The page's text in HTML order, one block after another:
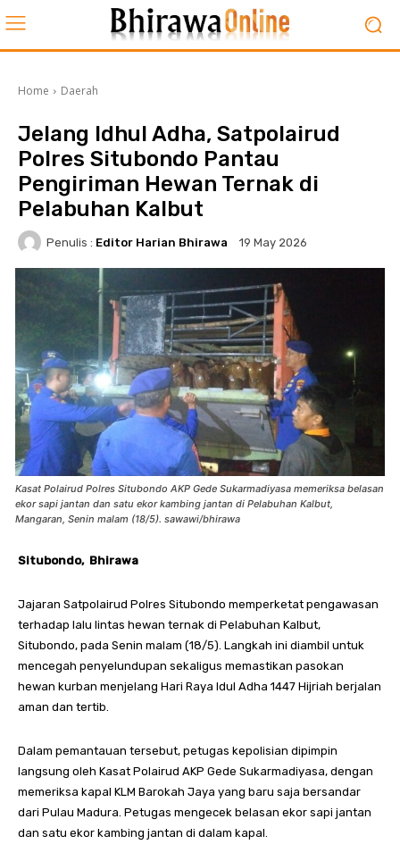
Home Daerah
Jelang Idhul Adha, Satpolairud
Polres Situbondo Pantau
Pengiriman Hewan Ternak di
Pelabuhan Kalbut
Penulis : Editor Harian Bhirawa 19 May 2026
Kasat Polairud Polres Situbondo AKP Gede Sukarmadiyasa memeriksa belasan
ekor sapi jantan dan satu ekor kambing jantan di Pelabuhan Kalbut,
Mangaran, Senin malam (18/5). sawawi/bhirawa
Situbondo, Bhirawa
Jajaran Satpolairud Polres Situbondo memperketat pengawasan
terhadap lalu lintas hewan ternak di Pelabuhan Kalbut,
Situbondo, pada Senin malam (18/5). Langkah ini diambil untuk
mencegah penyelundupan sekaligus memastikan pasokan
hewan kurban menjelang Hari Raya Idul Adha 1447 Hijriah berjalan
aman dan tertib.
Dalam pemantauan tersebut, petugas kepolisian dipimpin
langsung oleh Kasat Polairud AKP Gede Sukarmadiyasa, dengan
memeriksa kapal KLM Barokah Jaya yang baru saja bersandar
dari Pulau Madura. Petugas mengecek belasan ekor sapi jantan
dan satu ekor kambing jantan di dalam kapal.